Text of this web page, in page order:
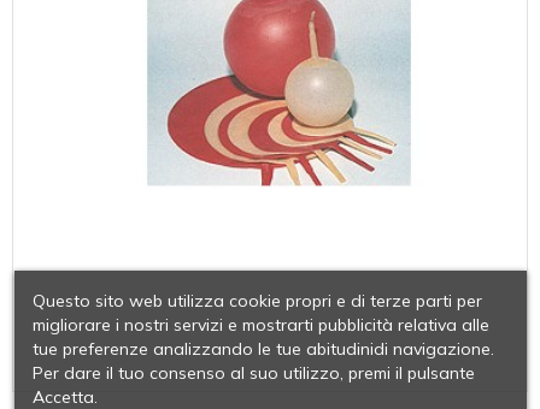
Questo sito web utilizza cookie propri e di terze parti per
migliorare i nostri servizi e mostrarti pubblicità relativa alle
tue preferenze analizzando le tue abitudinidi navigazione.
Per dare il tuo consenso al suo utilizzo, premi il pulsante
Accetta.